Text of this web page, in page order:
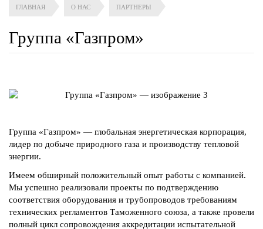
ГЛАВНАЯ О НАС ПАРТНЕРЫ
Группа «Газпром»
Группа «Газпром» — глобальная энергетическая корпорация,
лидер по добыче природного газа и производству тепловой
энергии.
Имеем обширный положительный опыт работы с компанией.
Мы успешно реализовали проекты по подтверждению
соответствия оборудования и трубопроводов требованиям
технических регламентов Таможенного союза, а также провели
полный цикл сопровождения аккредитации испытательной